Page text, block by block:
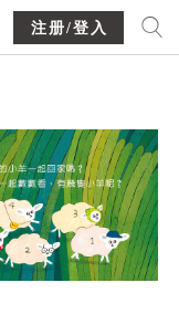
注册/登入